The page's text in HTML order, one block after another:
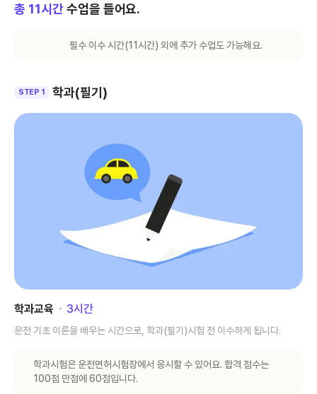
총 11시간 수업을 들어요.
필수 이수 시간(11시간) 외에 추가 수업도 가능해요.
STEP 1 학과(필기)
학과교육 ･ 3시간
운전 기초 이론을 배우는 시간으로, 학과(필기)시험 전 이수하게 됩니다.
학과시험은 운전면허시험장에서 응시할 수 있어요. 합격 점수는
100점 만점에 60점입니다.